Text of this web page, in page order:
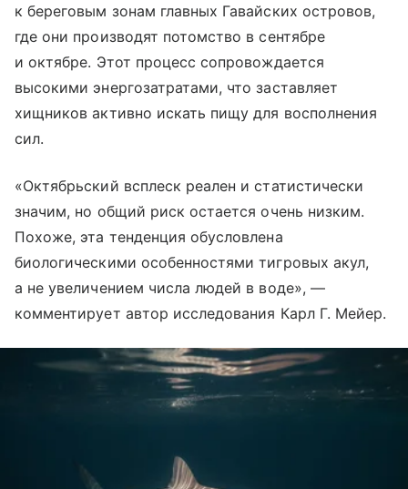
к береговым зонам главных Гавайских островов,
где они производят потомство в сентябре
и октябре. Этот процесс сопровождается
высокими энергозатратами, что заставляет
хищников активно искать пищу для восполнения
сил.
«Октябрьский всплеск реален и статистически
значим, но общий риск остается очень низким.
Похоже, эта тенденция обусловлена ​​
биологическими особенностями тигровых акул,
а не увеличением числа людей в воде», —
комментирует автор исследования Карл Г. Мейер.